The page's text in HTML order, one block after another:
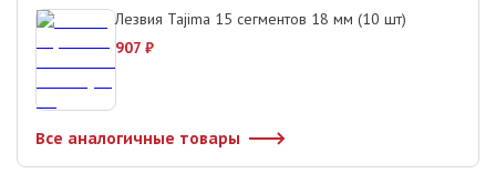
Лезвия Tajima 15 сегментов 18 мм (10 шт)
907 ₽
Все аналогичные товары